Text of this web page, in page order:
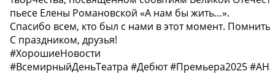
пьесе Елены Романовской «А нам бы жить…».
Спасибо всем, кто был с нами в этот момент.
С праздником, друзья!
#ХорошиеНовости
#ВсемирныйДеньТеатра #Дебют #Премьера2025